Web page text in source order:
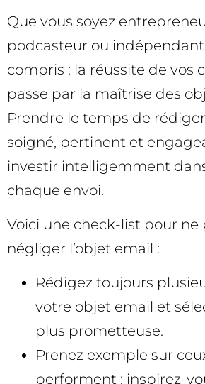
Que vous soyez
podcasteur ou indépendant,
compris : la réussite de vos
passe par la maîtrise des
Prendre le temps de
soigné, pertinent et
investir intelligemment
chaque envoi.
Voici une check-list pour ne
négliger l’objet email :
Rédigez toujours
votre objet email et
plus prometteuse.
Prenez exemple sur
performent : inspirez-